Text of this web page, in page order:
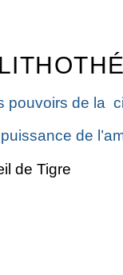
pouvoirs de la
de
de Tigre